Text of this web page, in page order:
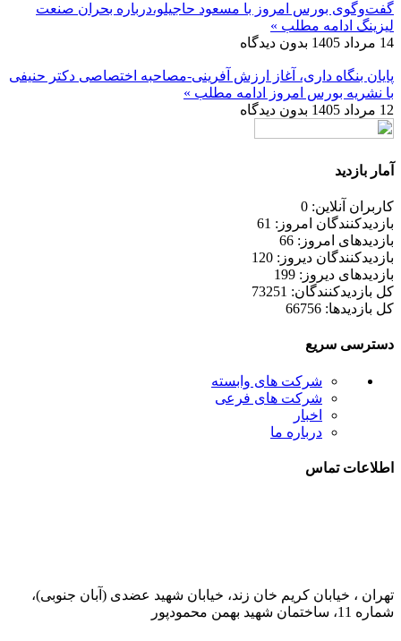
گفت‌وگوی بورس امروز با مسعود حاجیلو،درباره بحران صنعت
لیزینگ ادامه مطلب »
14 مرداد 1405
بدون دیدگاه
پایان بنگاه داری، آغاز ارزش آفرینی-مصاحبه اختصاصی دکتر حنیفی
با نشریه بورس امروز
ادامه مطلب »
12 مرداد 1405
بدون دیدگاه
آمار بازدید
کاربران آنلاین: 0
بازدیدکنندگان امروز: 61
بازدیدهای امروز: 66
بازدیدکنندگان دیروز: 120
بازدیدهای دیروز: 199
کل بازدیدکنند‌گان: 73251
کل بازدیدها: 66756
دسترسی سریع
شرکت های وابسته
شرکت های فرعی
اخبار
درباره ما
اطلاعات تماس
تهران ، خیابان کریم خان زند، خیابان شهید عضدی (آبان جنوبی)،
شماره 11، ساختمان شهید بهمن محمودپور